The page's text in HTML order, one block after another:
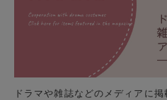
ドラマや雑誌などのメディアに